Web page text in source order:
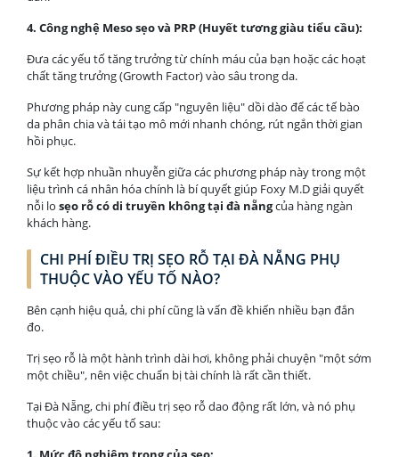
4. Công nghệ Meso sẹo và PRP (Huyết tương giàu tiểu cầu):
Đưa các yếu tố tăng trưởng từ chính máu của bạn hoặc các hoạt
chất tăng trưởng (Growth Factor) vào sâu trong da.
Phương pháp này cung cấp "nguyên liệu" dồi dào để các tế bào
da phân chia và tái tạo mô mới nhanh chóng, rút ngắn thời gian
hồi phục.
Sự kết hợp nhuần nhuyễn giữa các phương pháp này trong một
liệu trình cá nhân hóa chính là bí quyết giúp Foxy M.D giải quyết
nỗi lo sẹo rỗ có di truyền không tại đà nẵngcủa hàng ngàn
khách hàng.
CHI PHÍ ĐIỀU TRỊ SẸO RỖ TẠI ĐÀ NẴNG PHỤ
THUỘC VÀO YẾU TỐ NÀO?
Bên cạnh hiệu quả, chi phí cũng là vấn đề khiến nhiều bạn đắn
đo.
Trị sẹo rỗ là một hành trình dài hơi, không phải chuyện "một sớm
một chiều", nên việc chuẩn bị tài chính là rất cần thiết.
Tại Đà Nẵng, chi phí điều trị sẹo rỗ dao động rất lớn, và nó phụ
thuộc vào các yếu tố sau: